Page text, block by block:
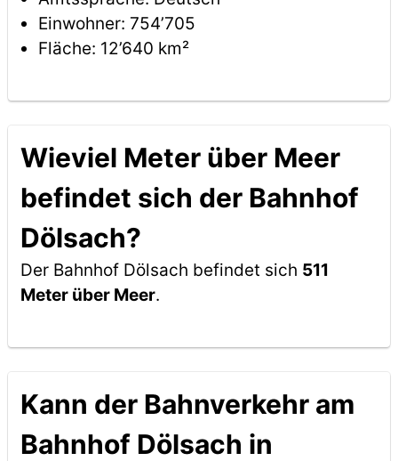
Einwohner: 754’705
Fläche: 12’640 km²
Wieviel Meter über Meer
befindet sich der Bahnhof
Dölsach?
Der Bahnhof Dölsach befindet sich 511
Meter über Meer.
Kann der Bahnverkehr am
Bahnhof Dölsach in